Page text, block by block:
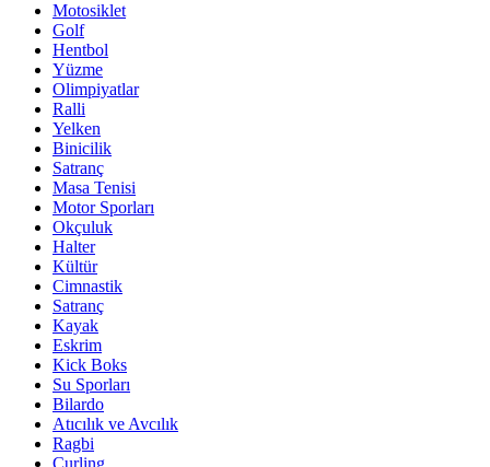
Motosiklet
Golf
Hentbol
Yüzme
Olimpiyatlar
Ralli
Yelken
Binicilik
Satranç
Masa Tenisi
Motor Sporları
Okçuluk
Halter
Kültür
Cimnastik
Satranç
Kayak
Eskrim
Kick Boks
Su Sporları
Bilardo
Atıcılık ve Avcılık
Ragbi
Curling